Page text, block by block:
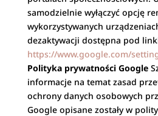
samodzielnie wyłączyć opcję
wykorzystywanych
dezaktywacji dostępna pod
https://www.google.com/
Polityka prywatności Google
informacje na temat zasad
ochrony danych osobowych
Google opisane zostały w